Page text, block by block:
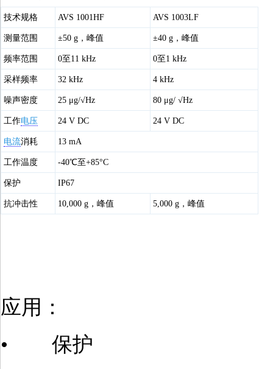
技术规格 AVS 1001HF AVS 1003LF
测量范围 ±50 g，峰值 ±40 g，峰值
频率范围 0至11 kHz 0至1 kHz
采样频率 32 kHz 4 kHz
噪声密度 25 μg/√Hz 80 μg/ √Hz
工作电压 24 V DC 24 V DC
电流消耗 13 mA
工作温度 -40℃至+85°C
保护 IP67
抗冲击性 10,000 g，峰值 5,000 g，峰值
应用：
• 保护